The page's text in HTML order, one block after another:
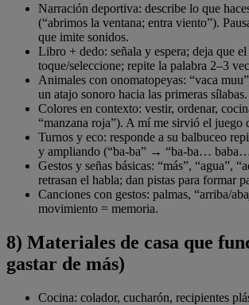
Narración deportiva: describe lo que
(“abrimos la ventana; entra viento”).
que imite sonidos.
Libro + dedo: señala y espera; deja que el
toque/seleccione; repite la palabra 2–3
Animales con onomatopeyas: “vaca
un atajo sonoro hacia las primeras sílabas.
Colores en contexto: vestir, ordenar,
“manzana roja”). A mí me sirvió el juego
Turnos y eco: responde a su balbuceo
y ampliando (“ba-ba” → “ba-ba…
Gestos y señas básicas: “más”, “agua”,
retrasan el habla; dan pistas para formar
Canciones con gestos: palmas, “arriba/
movimiento = memoria.
8) Materiales de casa que
gastar de más)
Cocina: colador, cucharón, recipientes